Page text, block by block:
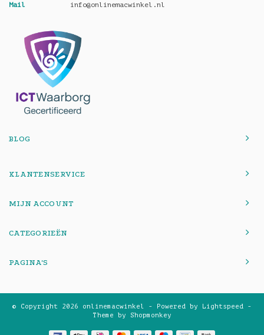
Mail info@onlinemacwinkel.nl
BLOG
KLANTENSERVICE
MIJN ACCOUNT
CATEGORIEËN
PAGINA'S
© Copyright 2026 onlinemacwinkel - Powered by Lightspeed -
Theme by
Shopmonkey